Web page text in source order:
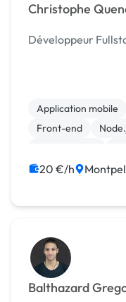
Christophe
Développeur
Application mobile
Front-end
20 €/h
Balthazard